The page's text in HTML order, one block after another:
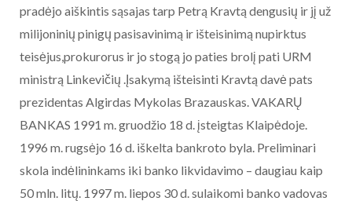
pradėjo aiškintis sąsajas tarp Petrą Kravtą dengusių ir jį už
milijoninių pinigų pasisavinimą ir išteisinimą nupirktus
teisėjus,prokurorus ir jo stogą jo paties brolį pati URM
ministrą Linkevičių .Įsakymą išteisinti Kravtą davė pats
prezidentas Algirdas Mykolas Brazauskas. VAKARŲ
BANKAS 1991 m. gruodžio 18 d. įsteigtas Klaipėdoje.
1996 m. rugsėjo 16 d. iškelta bankroto byla. Preliminari
skola indėlininkams iki banko likvidavimo – daugiau kaip
50 mln. litų. 1997 m. liepos 30 d. sulaikomi banko vadovas